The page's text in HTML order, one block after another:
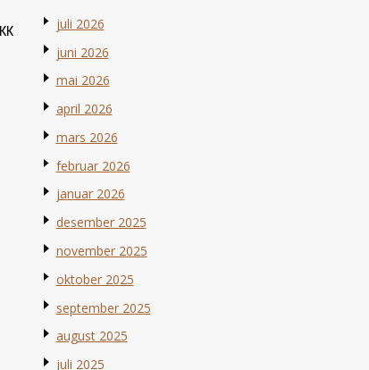
juli 2026
juni 2026
mai 2026
april 2026
mars 2026
februar 2026
januar 2026
desember 2025
november 2025
oktober 2025
september 2025
august 2025
juli 2025